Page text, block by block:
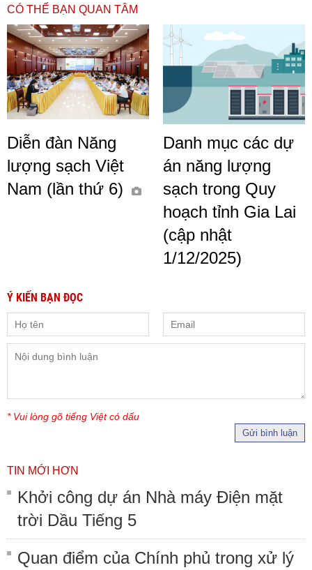
CÓ THỂ BẠN QUAN TÂM
Diễn đàn Năng
lượng sạch Việt
Nam (lần thứ 6)
Danh mục các dự
án năng lượng
sạch trong Quy
hoạch tỉnh Gia Lai
(cập nhật
1/12/2025)
Ý KIẾN BẠN ĐỌC
* Vui lòng gõ tiếng Việt có dấu
Gửi bình luận
TIN MỚI HƠN
Khởi công dự án Nhà máy Điện mặt
trời Dầu Tiếng 5
Quan điểm của Chính phủ trong xử lý